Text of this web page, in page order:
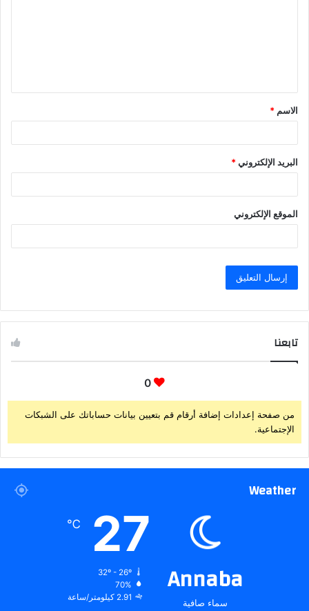
ق
*
الاسم *
البريد الإلكتروني*
الموقع الإلكتروني
تابعنا
0
من صفحة إعدادات إضافة أرقام قم بتعيين بيانات حساباتك على الشبكات
الإجتماعية.
Weather
Annaba
سماء صافية
27
℃
32º - 26º
70%
2.91 كيلومتر/ساعة